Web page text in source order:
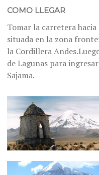
COMO LLEGAR
Tomar la carretera
situada en la zona
la Cordillera
de Lagunas para
Sajama.